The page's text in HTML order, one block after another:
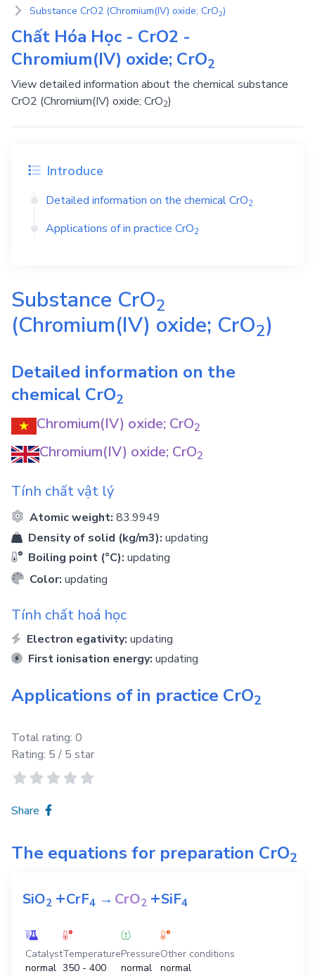
Substance CrO2 (Chromium(IV) oxide; CrO2)
Chất Hóa Học - CrO2 -
Chromium(IV) oxide; CrO2
View detailed information about the chemical substance
CrO2 (Chromium(IV) oxide; CrO2)
Introduce
Detailed information on the chemicalCrO2
Applications of in practice CrO2
Substance CrO2
(Chromium(IV) oxide; CrO2)
Detailed information on the
chemical CrO2
Chromium(IV) oxide; CrO2
Chromium(IV) oxide; CrO2
Tính chất vật lý
Atomic weight: 83.9949
Density of solid (kg/m3): updating
Boiling point (°C): updating
Color: updating
Tính chất hoá học
Electron egativity: updating
First ionisation energy: updating
Applications of in practice CrO2
Total rating: 0
Rating: 5 / 5 star
Share
The equations for preparation CrO2
SiO2 +CrF4 →CrO2 +SiF4
Catalyst
normal
Temperature
350 - 400
Pressure
normal
Other conditions
normal